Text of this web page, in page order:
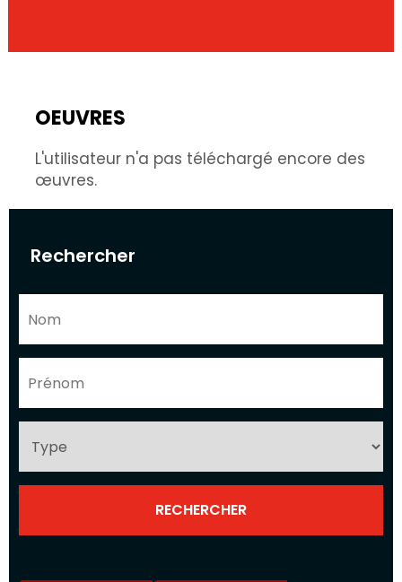
Rechercher
OEUVRES
L'utilisateur n'a pas téléchargé encore des
œuvres.